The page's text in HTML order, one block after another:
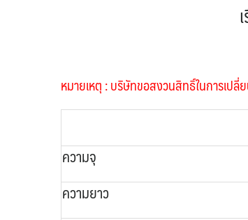
หมายเหตุ : บริษัทขอสงวนสิทธิ์ในการเป
ความจุ
ความยาว